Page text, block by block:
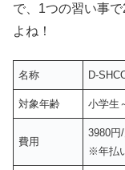
で、1つの習い事
よね！
名称 D-
対象年齢 小学生
費用
3980円
※年払